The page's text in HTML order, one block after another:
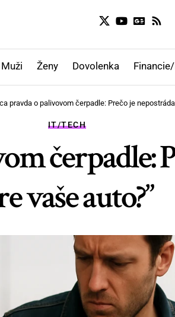
Muži Ženy Dovolenka
pravda o palivovom čerpadle: Prečo je
IT/TECH
čerpadle:
vaše auto?”